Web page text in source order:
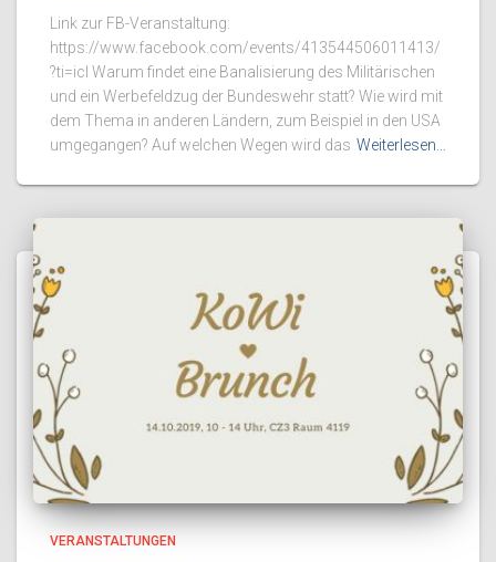
Link zur FB-Veranstaltung:
https://www.facebook.com/events/413544506011413/
?ti=icl Warum findet eine Banalisierung des Militärischen
und ein Werbefeldzug der Bundeswehr statt? Wie wird mit
dem Thema in anderen Ländern, zum Beispiel in den USA
umgegangen? Auf welchen Wegen wird das Weiterlesen…
VERANSTALTUNGEN